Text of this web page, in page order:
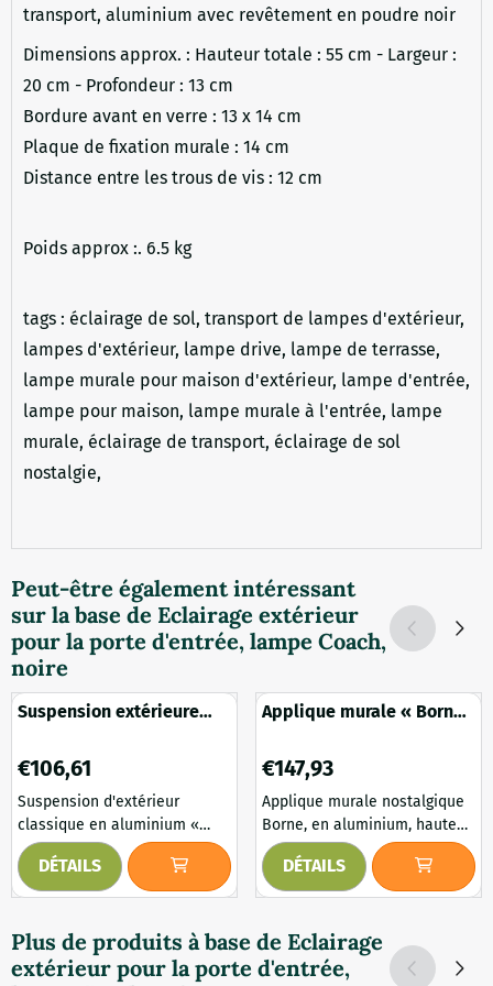
transport, aluminium avec revêtement en poudre noir
Dimensions approx. : Hauteur totale : 55 cm - Largeur :
20 cm - Profondeur : 13 cm
Bordure avant en verre : 13 x 14 cm
Plaque de fixation murale : 14 cm
Distance entre les trous de vis : 12 cm
Poids approx :. 6.5 kg
tags : éclairage de sol, transport de lampes d'extérieur,
lampes d'extérieur, lampe drive, lampe de terrasse,
lampe murale pour maison d'extérieur, lampe d'entrée,
lampe pour maison, lampe murale à l'entrée, lampe
murale, éclairage de transport, éclairage de sol
nostalgie,
Peut-être également intéressant
sur la base de Eclairage extérieur
pour la porte d'entrée, lampe Coach,
noire
Suspension extérieure
Prix: 106,61
€106,61
Suspension d'extérieur
classique en aluminium «
Ford », conçue pour un
éclairage d'ambiance et
fonctionnel autour de la
suspension d'extérieur arbore
un design intemporel qui
DÉTAILS
Applique murale « Borne
Prix: 147,93
€147,93
Applique murale nostalgique
Borne, en aluminium, hauteur
69 cm, éclairage extérieur
classique disponible en vert
et noir. Une applique murale
et fin de siècle, conçue
comme un éclairage extérieur
DÉTAILS
Plus de produits à base de Eclairage
extérieur pour la porte d'entrée,